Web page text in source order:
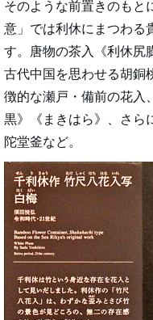
そのような前置きのもと
意」では利休にまつわる
す。唐物の茶入《利休尻
古代中国を思わせる胡銅
徴的な瀬戸・備前の花入
黒》《まきはら》、さら
陀堂釜など。